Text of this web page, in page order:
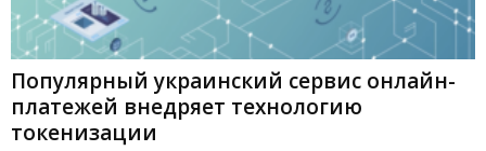
Популярный украинский сервис онлайн-
платежей внедряет технологию
токенизации